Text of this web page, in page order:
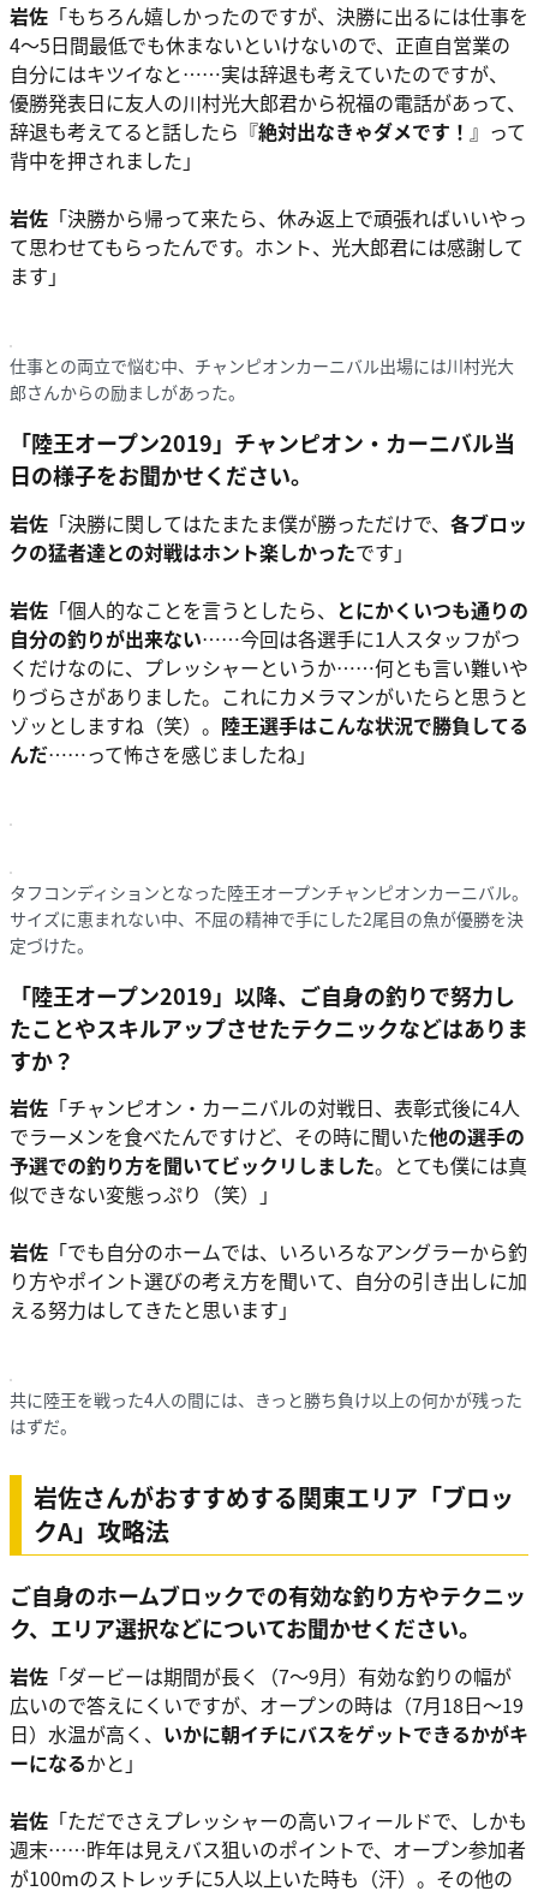
岩佐 「もちろん嬉しかったのですが、決勝に出るには仕事を
4～5日間最低でも休まないといけないので、正直自営業の
自分にはキツイなと……実は辞退も考えていたのですが、
優勝発表日に友人の川村光大郎君から祝福の電話があって、
辞退も考えてると話したら『絶対出なきゃダメです！ 』って
背中を押されました」
岩佐 「決勝から帰って来たら、休み返上で頑張ればいいやっ
て思わせてもらったんです。ホント、光大郎君には感謝して
ます」
仕事との両立で悩む中、チャンピオンカーニバル出場には川村光大
郎さんからの励ましがあった。
「陸王オープン2019」チャンピオン・カーニバル当
日の様子をお聞かせください。
岩佐 「決勝に関してはたまたま僕が勝っただけで、 各ブロッ
クの猛者達との対戦はホント楽しかったです」
岩佐 「個人的なことを言うとしたら、
とにかくいつも通りの
自分の釣りが出来ない……今回は各選手に1人スタッフがつ
くだけなのに、プレッシャーというか……何とも言い難いや
りづらさがありました。これにカメラマンがいたらと思うと
ゾッとしますね（笑）。 陸王選手はこんな状況で勝負してる
んだ……って怖さを感じましたね」
タフコンディションとなった陸王オープンチャンピオンカーニバル。
サイズに恵まれない中、不屈の精神で手にした2尾目の魚が優勝を決
定づけた。
「陸王オープン2019」以降、ご自身の釣りで努力し
たことやスキルアップさせたテクニックなどはありま
すか？
岩佐 「チャンピオン・カーニバルの対戦日、表彰式後に4人
でラーメンを食べたんですけど、その時に聞いた他の選手の
予選での釣り方を聞いてビックリしました。とても僕には真
似できない変態っぷり（笑）」
岩佐 「でも自分のホームでは、いろいろなアングラーから釣
り方やポイント選びの考え方を聞いて、自分の引き出しに加
える努力はしてきたと思います」
共に陸王を戦った4人の間には、きっと勝ち負け以上の何かが残った
はずだ。
岩佐さんがおすすめする関東エリア「ブロッ
クA」攻略法
ご自身のホームブロックでの有効な釣り方やテクニッ
ク、エリア選択などについてお聞かせください。
岩佐 「ダービーは期間が長く（7～9月）有効な釣りの幅が
広いので答えにくいですが、オープンの時は（7月18日～19
日）水温が高く、 いかに朝イチにバスをゲットできるかがキ
ーになるかと」
岩佐 「ただでさえプレッシャーの高いフィールドで、しかも
週末……昨年は見えバス狙いのポイントで、オープン参加者
が100mのストレッチに5人以上いた時も（汗）。その他の